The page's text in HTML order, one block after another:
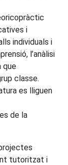
i
individuals i
l’anàlisi
que
classe.
es lliguen
de la
tutoritzat i